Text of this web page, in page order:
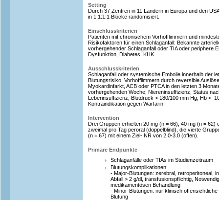
Setting
Durch 37 Zentren in 11 Ländern in Europa und den
in 1:1:1:1 Blöcke randomisiert.
Einschlusskriterien
Patienten mit chronischem Vorhofflimmern und
Risikofaktoren für einen Schlaganfall: Bekannte
vorhergehender Schlaganfall oder TIA oder periphere
Dysfunktion, Diabetes, KHK.
Ausschlusskriterien
Schlaganfall oder systemische Embolie innerhalb der
Blutungsrisiko, Vorhofflimmern durch reversible
Myokardinfarkt, ACB oder PTCA in den letzten 3
vorhergehenden Woche, Niereninsuffizienz, Status
Leberinsuffizienz, Blutdruck > 180/100 mm Hg, Hb <
Kontraindikation gegen Warfarin.
Intervention
Drei Gruppen erhielten 20 mg (n = 66), 40 mg (n = 62)
zweimal pro Tag peroral (doppelblind), die vierte
(n = 67) mit einem Ziel-INR von 2.0-3.0 (offen).
Primäre Endpunkte
Schlaganfälle oder TIAs im Studienzeitraum
Blutungskomplikationen:
- Major-Blutungen: zerebral, retroperitoneal,
Abfall > 2 g/dl, transfusionspflichtig,
medikamentösen Behandlung
- Minor-Blutungen: nur klinisch
Blutung